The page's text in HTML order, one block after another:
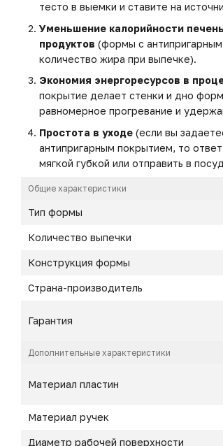
тесто в выемки и ставите на
Уменьшение калорийности
продуктов (формы с
количество жира при выпечке).
Экономия энергоресурсов в
покрытие делает стенки и дно
равномерное прогревание и
Простота в уходе (если вы
антипригарным покрытием, то
мягкой губкой или отправить в
Общие характеристики
Тип формы
Количество выпечки
Конструкция формы
Страна-производитель
Гарантия
Дополнительные характеристики
Материал пластин
Материал ручек
Диаметр рабочей поверхности